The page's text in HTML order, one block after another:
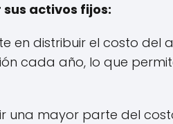
activos fijos:
en distribuir el costo del
cada año, lo que
una mayor parte del